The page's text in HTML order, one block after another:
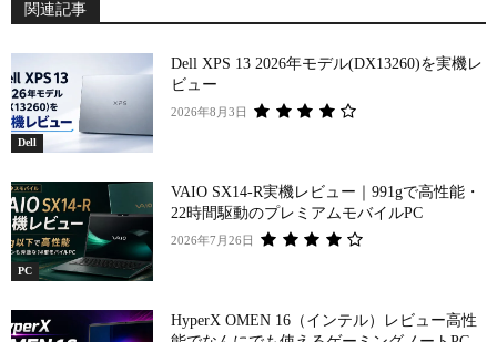
関連記事
Dell
Dell XPS 13 2026年モデル(DX13260)を実機レ
ビュー
2026年8月3日
PC
VAIO SX14-R実機レビュー｜991gで高性能・
22時間駆動のプレミアムモバイルPC
2026年7月26日
HyperX OMEN 16（インテル）レビュー高性